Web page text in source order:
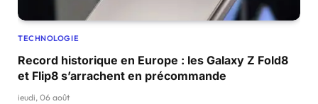
TECHNOLOGIE
Record historique en Europe : les Galaxy Z Fold8
et Flip8 s’arrachent en précommande
jeudi, 06 août